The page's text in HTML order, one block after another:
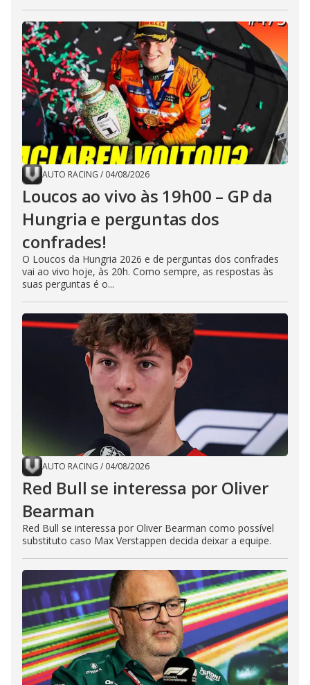
AUTO RACING / 04/08/2026
Loucos ao vivo às 19h00 – GP da
Hungria e perguntas dos
confrades!
O Loucos da Hungria 2026 e de perguntas dos confrades
vai ao vivo hoje, às 20h. Como sempre, as respostas às
suas perguntas é o...
AUTO RACING / 04/08/2026
Red Bull se interessa por Oliver
Bearman
Red Bull se interessa por Oliver Bearman como possível
substituto caso Max Verstappen decida deixar a equipe.